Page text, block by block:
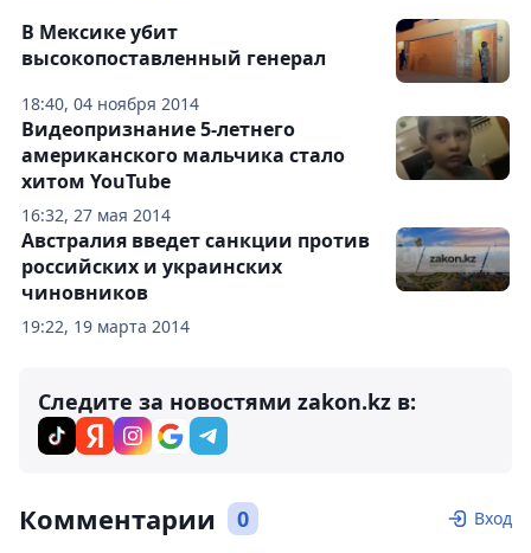
18:40, 04 ноября 2014
В Мексике убит
высокопоставленный генерал
16:32, 27 мая 2014
Видеопризнание 5-летнего
американского мальчика стало
хитом YouTube
19:22, 19 марта 2014
Австралия введет санкции против
российских и украинских
чиновников
Следите за новостями zakon.kz в:
Комментарии 0 Вход